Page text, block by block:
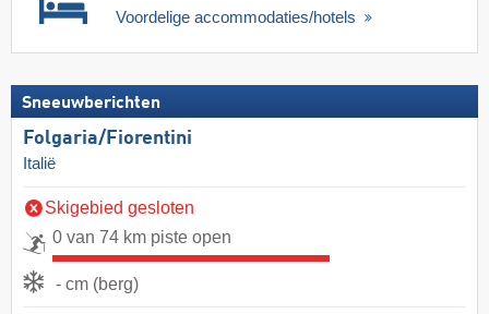
Voordelige accommodaties/hotels
Sneeuwberichten
Folgaria/​Fiorentini
Italië
Skigebied gesloten
0 van 74 km piste open
- cm (berg)